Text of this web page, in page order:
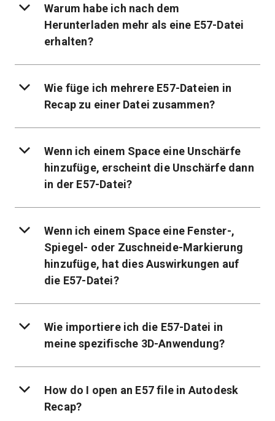
Warum habe ich nach dem
Herunterladen mehr als eine E57-Datei
erhalten?
Wie füge ich mehrere E57-Dateien in
Recap zu einer Datei zusammen?
Wenn ich einem Space eine Unschärfe
hinzufüge, erscheint die Unschärfe dann
in der E57-Datei?
Wenn ich einem Space eine Fenster-,
Spiegel- oder Zuschneide-Markierung
hinzufüge, hat dies Auswirkungen auf
die E57-Datei?
Wie importiere ich die E57-Datei in
meine spezifische 3D-Anwendung?
How do I open an E57 file in Autodesk
Recap?